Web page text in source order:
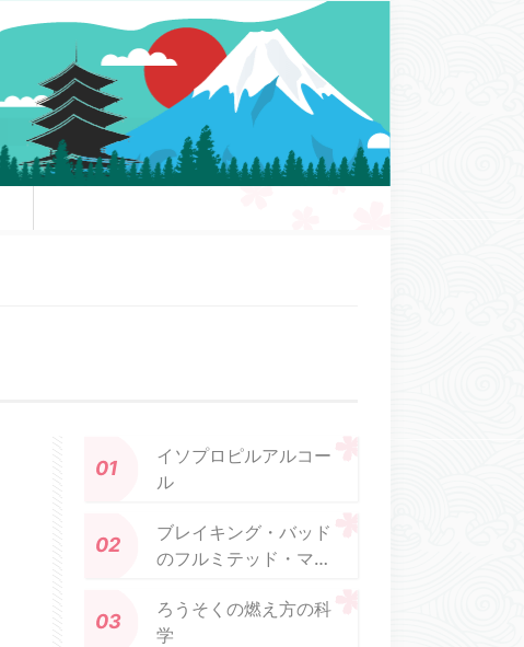
イソプロピルアルコー
ル
ブレイキング・バッド
のフルミテッド・マー
学的に正確ですか?
ろうそくの燃え方の科
学